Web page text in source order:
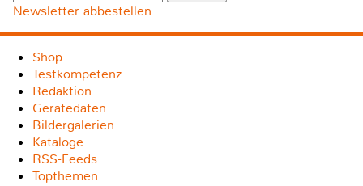
Newsletter abbestellen
Shop
Testkompetenz
Redaktion
Gerätedaten
Bildergalerien
Kataloge
RSS-Feeds
Topthemen